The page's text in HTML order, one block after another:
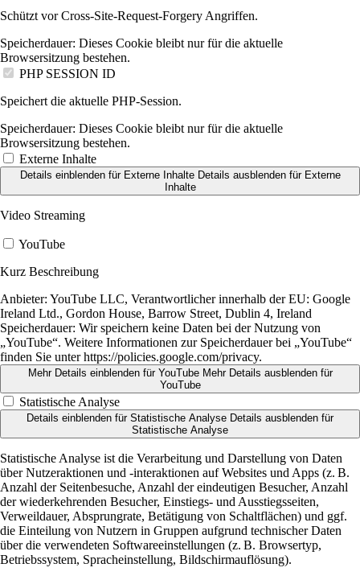
Schützt vor Cross-Site-Request-Forgery Angriffen.
Speicherdauer: Dieses Cookie bleibt nur für die aktuelle
Browsersitzung bestehen.
PHP SESSION ID
Speichert die aktuelle PHP-Session.
Speicherdauer: Dieses Cookie bleibt nur für die aktuelle
Browsersitzung bestehen.
Externe Inhalte
Details einblendenfür Externe Inhalte Details ausblendenfür Externe
Inhalte
Video Streaming
YouTube
Kurz Beschreibung
Anbieter: YouTube LLC, Verantwortlicher innerhalb der EU: Google
Ireland Ltd., Gordon House, Barrow Street, Dublin 4, Ireland
Speicherdauer: Wir speichern keine Daten bei der Nutzung von
„YouTube“. Weitere Informationen zur Speicherdauer bei „YouTube“
finden Sie unter https://policies.google.com/privacy.
Mehr Details einblendenfür YouTube Mehr Details ausblendenfür
YouTube
Statistische Analyse
Details einblenden für Statistische Analyse Details ausblenden für
Statistische Analyse
Statistische Analyse ist die Verarbeitung und Darstellung von Daten
über Nutzeraktionen und -interaktionen auf Websites und Apps (z. B.
Anzahl der Seitenbesuche, Anzahl der eindeutigen Besucher, Anzahl
der wiederkehrenden Besucher, Einstiegs- und Ausstiegsseiten,
Verweildauer, Absprungrate, Betätigung von Schaltflächen) und ggf.
die Einteilung von Nutzern in Gruppen aufgrund technischer Daten
über die verwendeten Softwareeinstellungen (z. B. Browsertyp,
Betriebssystem, Spracheinstellung, Bildschirmauflösung).